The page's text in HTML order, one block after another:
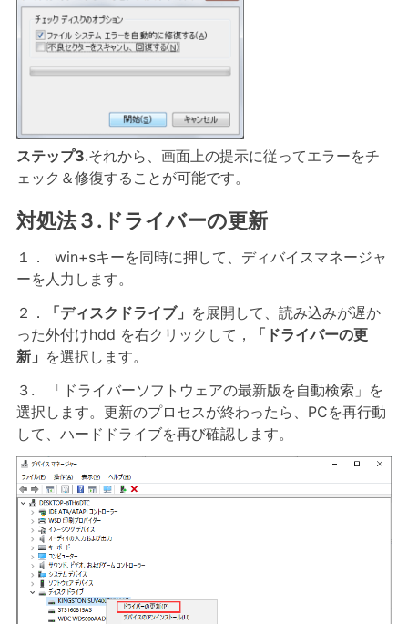
ステップ3.それから、画面上の提示に従ってエラーをチ
ェック＆修復することが可能です。
対処法３.ドライバーの更新
１． win+sキーを同時に押して、ディバイスマネージャ
ーを人力します。
２．
「ディスクドライブ」 を展開して、読み込みが遅か
った外付けhdd を右クリックして，
「ドライバーの更
新」 を選択します。
３. 「ドライバーソフトウェアの最新版を自動検索」を
選択します。更新のプロセスが終わったら、PCを再行動
して、ハードドライブを再び確認します。